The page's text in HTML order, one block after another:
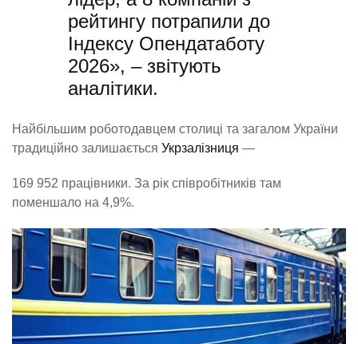
рейтингу потрапили до
Індексу Опендатаботу
2026», – звітують
аналітики.
Найбільшим роботодавцем столиці та загалом України
традиційно залишається Укрзалізниця —
169 952 працівники. За рік співробітників там
поменшало на 4,9%.